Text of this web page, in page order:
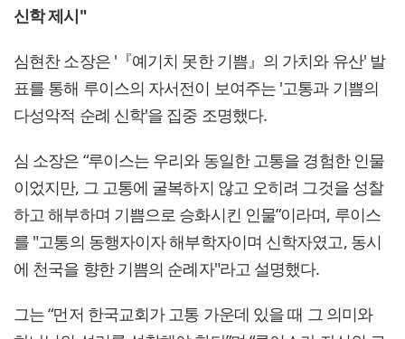
신학 제시"
심현찬 소장은 '『예기치 못한 기쁨』의 가치와 유산' 발
표를 통해 루이스의 자서전이 보여주는 '고통과 기쁨의
다성악적 순례 신학'을 집중 조명했다.
심 소장은 “루이스는 우리와 동일한 고통을 경험한 인물
이었지만, 그 고통에 굴복하지 않고 오히려 그것을 성찰
하고 해부하며 기쁨으로 승화시킨 인물”이라며, 루이스
를 "고통의 동행자이자 해부학자이며 신학자였고, 동시
에 천국을 향한 기쁨의 순례자"라고 설명했다.
그는 “먼저 한국교회가 고통 가운데 있을 때 그 의미와